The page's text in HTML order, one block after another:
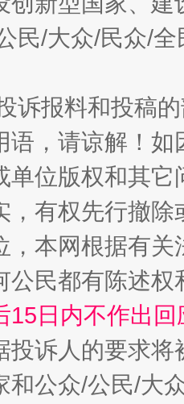
幻境
民/大众/民众/
诉报料和投稿
语，请谅解！
单位版权和其它
，有权先行撤
，本网根据有
公民都有陈述
15日内不作出
投诉人的要求将
和公众/公民/大